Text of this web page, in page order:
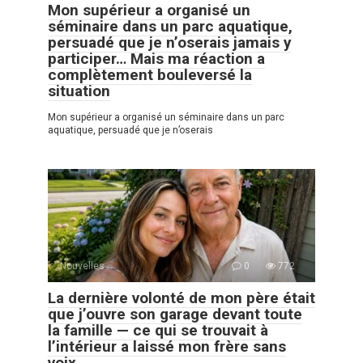
Mon supérieur a organisé un
séminaire dans un parc aquatique,
persuadé que je n’oserais jamais y
participer… Mais ma réaction a
complètement bouleversé la
situation
Mon supérieur a organisé un séminaire dans un parc
aquatique, persuadé que je n’oserais
Nouvelles 0 772
La dernière volonté de mon père était
que j’ouvre son garage devant toute
la famille — ce qui se trouvait à
l’intérieur a laissé mon frère sans